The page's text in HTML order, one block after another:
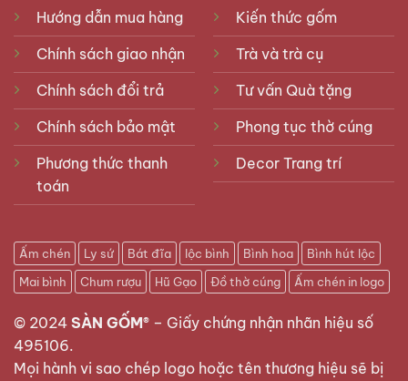
Hướng dẫn mua hàng
Chính sách giao nhận
Chính sách đổi trả
Chính sách bảo mật
Phương thức thanh
toán
Kiến thức gốm
Trà và trà cụ
Tư vấn Quà tặng
Phong tục thờ cúng
Decor Trang trí
Ấm chén Ly sứ Bát đĩa lộc bình Bình hoa
Bình hút lộc
Mai bình
Chum rượu Hũ Gạo Đồ thờ cúng Ấm chén in logo
© 2024 SÀN GỐM® – Giấy chứng nhận nhãn hiệu số
495106.
Mọi hành vi sao chép logo hoặc tên thương hiệu sẽ bị